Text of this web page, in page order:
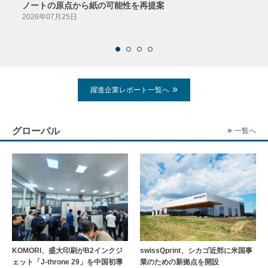
ノートの原点から紙の可能性を再提案
2026年07月25日
躍進企業レポート一覧へ
グローバル 一覧へ
KOMORI、盛大印刷がB2インクジ
ェット「J-throne 29」を中国初導
swissQprint、シカゴ近郊に⽶国事
業のための新拠点を開設